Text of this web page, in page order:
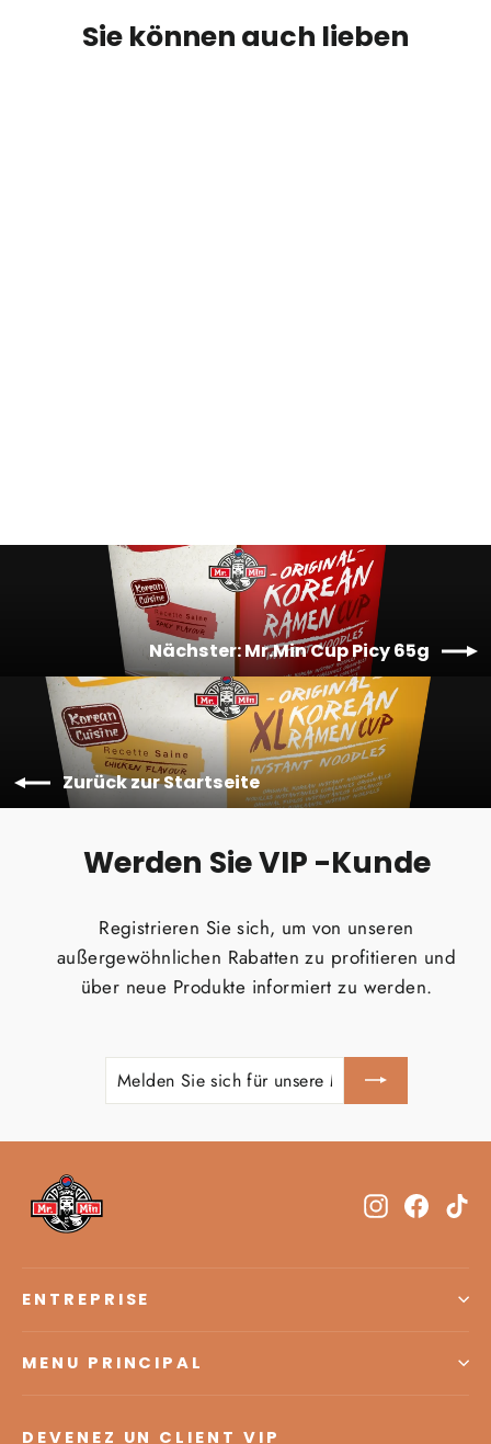
Sie können auch lieben
Nächster: Mr.Min Cup Picy 65g
Zurück zur Startseite
Werden Sie VIP -Kunde
Registrieren Sie sich, um von unseren
außergewöhnlichen Rabatten zu profitieren und
über neue Produkte informiert zu werden.
MELDEN
SIE
MAILINGLISTE
ABONNIEREN
Instagram
ENTREPRISE
MENU PRINCIPAL
DEVENEZ UN CLIENT VIP